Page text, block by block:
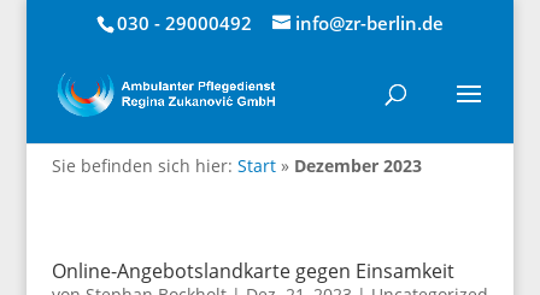
030 - 29000492 info@zr-berlin.de
Sie befinden sich hier: Start» Dezember 2023
Online-Angebotslandkarte gegen Einsamkeit